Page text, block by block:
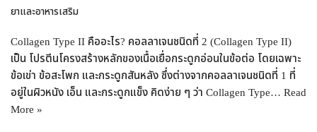
ยาและอาหารเสริม
Collagen Type II คืออะไร? คอลลาเจนชนิดที่ 2 (Collagen Type II)
เป็น โปรตีนโครงสร้างหลักของเนื้อเยื่อกระดูกอ่อนในข้อต่อ โดยเฉพาะ
ข้อเข่า ข้อสะโพก และกระดูกสันหลัง ซึ่งต่างจากคอลลาเจนชนิดที่ 1 ที่
อยู่ในผิวหนัง เอ็น และกระดูกแข็ง คิดง่าย ๆ ว่า Collagen Type… Read
More »